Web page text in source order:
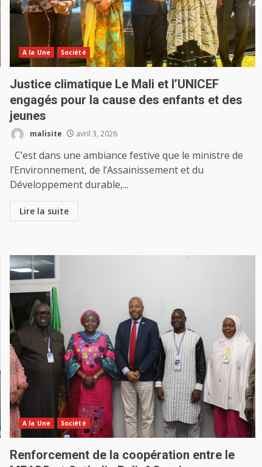
A la Une Société
Justice climatique Le Mali et l’UNICEF
engagés pour la cause des enfants et des
jeunes
malisite avril 3, 2026
C’est dans une ambiance festive que le ministre de
l’Environnement, de l’Assainissement et du
Développement durable,...
Lire la suite
A la Une Société
Renforcement de la coopération entre le